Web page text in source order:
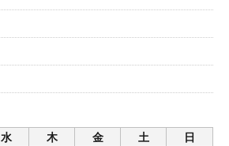
水 木 金 土 日